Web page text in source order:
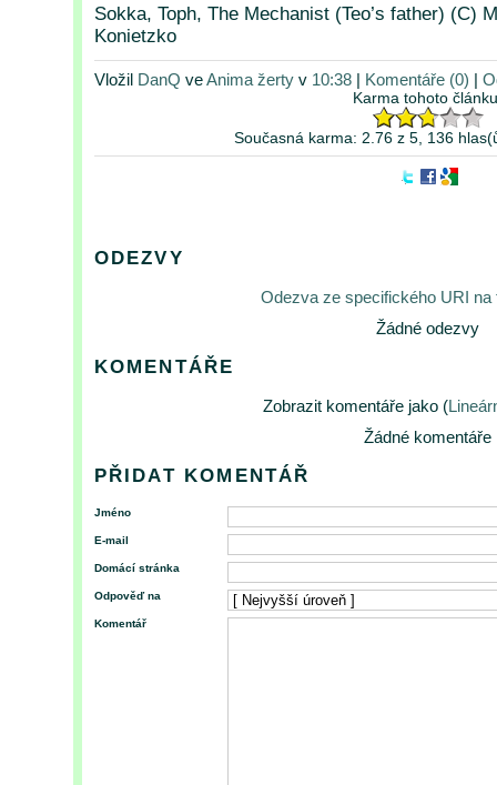
Sokka, Toph, The Mechanist (Teo’s father) (C)
Konietzko
Vložil DanQ veAnima žertyv 10:38| Komentáře (0) |
Karma tohoto
Současná karma: 2.76 z 5, 136
ODEZVY
Odezva ze specifického URI na
Žádné odezvy
KOMENTÁŘE
Zobrazit komentáře jako (
Žádné komentáře
PŘIDAT KOMENTÁŘ
Jméno
E-mail
Domácí stránka
Odpověď na
Komentář